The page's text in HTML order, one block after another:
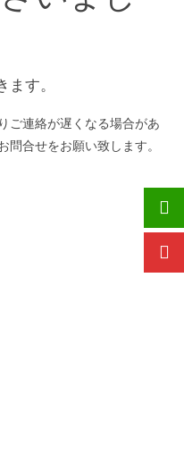
す。
ご連絡が遅くなる場合があ
問合せをお願い致します。